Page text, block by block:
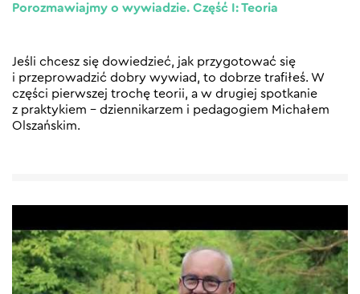
Porozmawiajmy o wywiadzie. Część I: Teoria
Jeśli chcesz się dowiedzieć, jak przygotować się
i przeprowadzić dobry wywiad, to dobrze trafiłeś. W
części pierwszej trochę teorii, a w drugiej spotkanie
z praktykiem – dziennikarzem i pedagogiem Michałem
Olszańskim.